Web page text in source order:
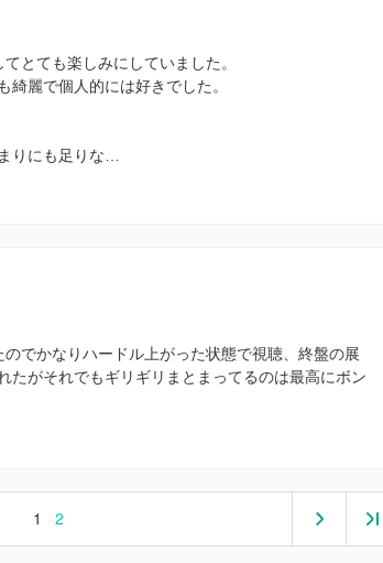
とても楽しみにしていました。
麗で個人的には好きでした。
りにも足りな…
でかなりハードル上がった状態で視聴、終盤の展
たがそれでもギリギリまとまってるのは最高にボン
1 2